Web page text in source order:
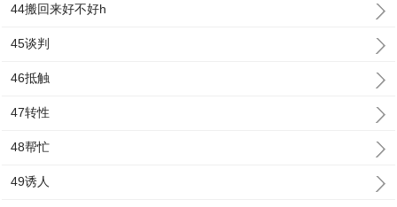
44搬回来好不好h
45谈判
46抵触
47转性
48帮忙
49诱人